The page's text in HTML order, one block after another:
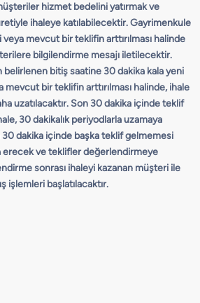
hizmet bedelini yatırmak ve
ihaleye katılabilecektir. Gayrimenkule
mevcut bir teklifin arttırılması halinde
bilgilendirme mesajı iletilecektir.
belirlenen bitiş saatine 30 dakika kala yeni
bir teklifin arttırılması halinde, ihale
uzatılacaktır. Son 30 dakika içinde teklif
30 dakikalık periyodlarla uzamaya
dakika içinde başka teklif gelmemesi
erecek ve teklifler değerlendirmeye
sonrası ihaleyi kazanan müşteri ile
işlemleri başlatılacaktır.